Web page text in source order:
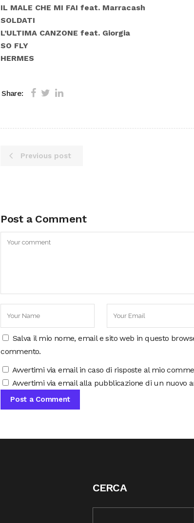
IL MALE CHE MI FAI feat. Marracash
SOLDATI
L’ULTIMA CANZONE feat. Giorgia
SO FLY
HERMES
Share:
Previous post
Post a Comment
Salva il mio nome, email e sito web in questo
commento.
Avvertimi via email in caso di risposte al mio
Avvertimi via email alla pubblicazione di un nuovo
CERCA